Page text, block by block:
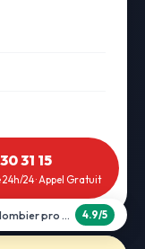
31 15
24 · Appel Gratuit
"Débouchage WC en 30 min" 5.0/5